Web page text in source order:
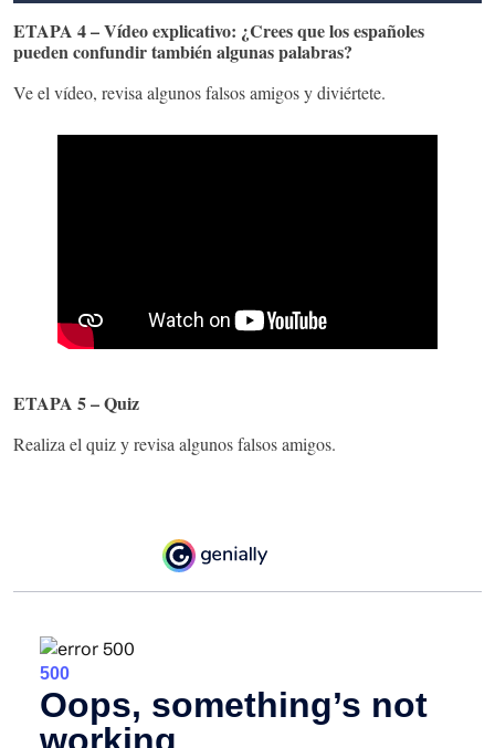
ETAPA 4 – Vídeo explicativo: ¿Crees que los españoles
pueden confundir también algunas palabras?
Ve el vídeo, revisa algunos falsos amigos y diviértete.
ETAPA 5 – Quiz
Realiza el quiz y revisa algunos falsos amigos.